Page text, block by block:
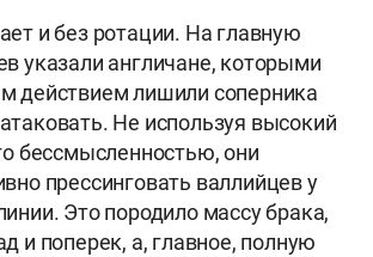
и без ротации. На главную
указали англичане, которыми
действием лишили соперника
Не используя высокий
бессмысленностью, они
прессинговать валлийцев у
Это породило массу брака,
и поперек, а, главное, полную